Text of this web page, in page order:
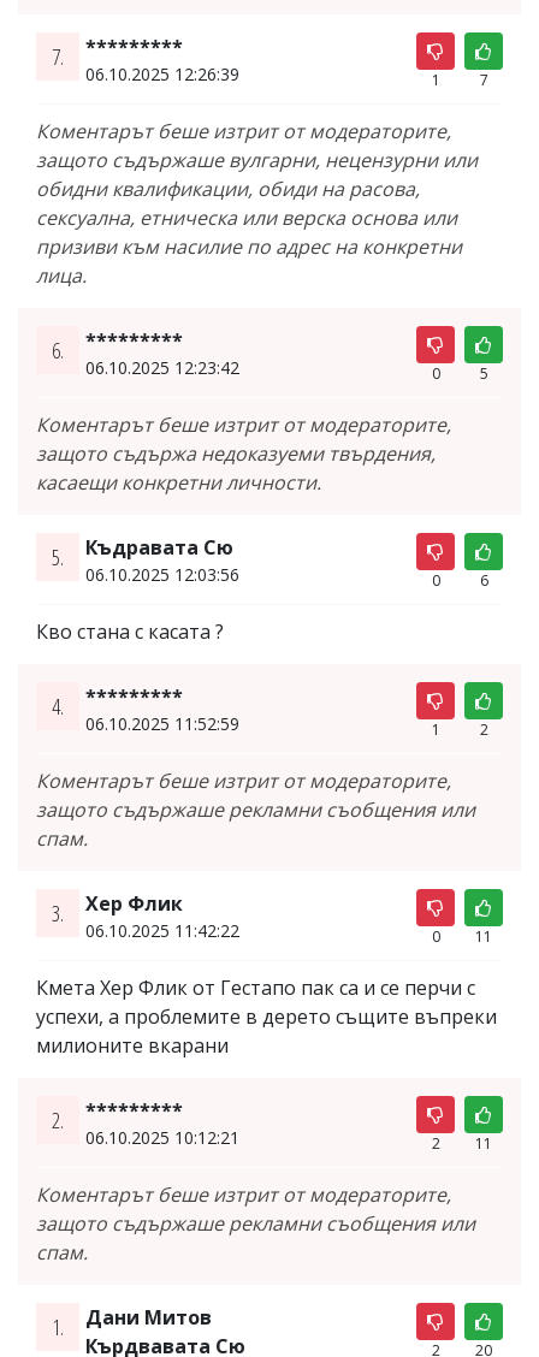
7. *********
06.10.2025 12:26:39 1 7
Коментарът беше изтрит от модераторите,
защото съдържаше вулгарни, нецензурни или
обидни квалификации, обиди на расова,
сексуална, етническа или верска основа или
призиви към насилие по адрес на конкретни
лица.
6. *********
06.10.2025 12:23:42 0 5
Коментарът беше изтрит от модераторите,
защото съдържа недоказуеми твърдения,
касаещи конкретни личности.
5. Къдравата Сю
06.10.2025 12:03:56 0 6
Кво стана с касата ?
4. *********
06.10.2025 11:52:59 1 2
Коментарът беше изтрит от модераторите,
защото съдържаше рекламни съобщения или
спам.
3. Хер Флик
06.10.2025 11:42:22 0 11
Кмета Хер Флик от Гестапо пак са и се перчи с
успехи, а проблемите в дерето същите въпреки
милионите вкарани
2. *********
06.10.2025 10:12:21 2 11
Коментарът беше изтрит от модераторите,
защото съдържаше рекламни съобщения или
спам.
1.
Дани Митов
Кърдвавата Сю
2 20